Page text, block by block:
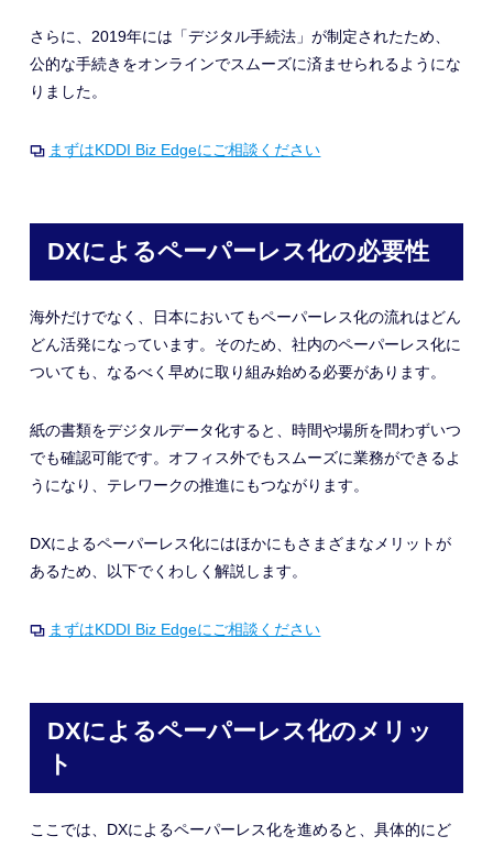
さらに、2019年には「デジタル手続法」が制定されたため、
公的な手続きをオンラインでスムーズに済ませられるようにな
りました。
まずはKDDI Biz Edgeにご相談ください
DXによるペーパーレス化の必要性
海外だけでなく、日本においてもペーパーレス化の流れはどん
どん活発になっています。そのため、社内のペーパーレス化に
ついても、なるべく早めに取り組み始める必要があります。
紙の書類をデジタルデータ化すると、時間や場所を問わずいつ
でも確認可能です。オフィス外でもスムーズに業務ができるよ
うになり、テレワークの推進にもつながります。
DXによるペーパーレス化にはほかにもさまざまなメリットが
あるため、以下でくわしく解説します。
まずはKDDI Biz Edgeにご相談ください
DXによるペーパーレス化のメリッ
ト
ここでは、DXによるペーパーレス化を進めると、具体的にど